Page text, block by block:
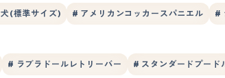
(標準サイズ) # アメリカンコッカースパニエル #
# ラブラドールレトリーバー # スタンダードプード